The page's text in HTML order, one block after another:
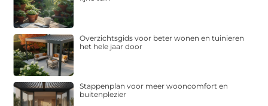
Overzichtsgids voor beter wonen en tuinieren
het hele jaar door
Stappenplan voor meer wooncomfort en
buitenplezier